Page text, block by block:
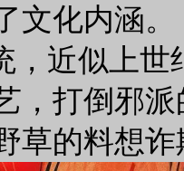
文化内涵。
，近似上
，打倒邪
草的料想